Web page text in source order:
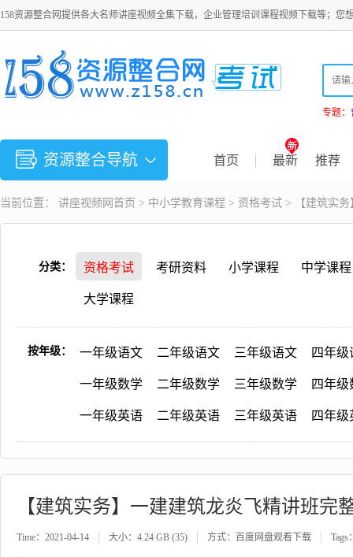
158资源整合网提供各大名师讲座视频全集下载，企业管理培训课程视频下载等；您
专题：
资源整合导航 首页 最新 推荐
当前位置： 讲座视频 网首页 > 中小学教育课程 > 资格考试 > 【建筑实
分类： 资格考试 考研资料 小学课程 中学课程
大学课程
按年级： 一年级语文 二年级语文 三年级语文 四年级
一年级数学 二年级数学 三年级数学 四年级
一年级英语 二年级英语 三年级英语 四年级
【建筑实务】一建建筑龙炎飞精讲班完
Time：2021-04-14 大小：4.24 GB (35) 方式：百度网盘观看下载 Tags